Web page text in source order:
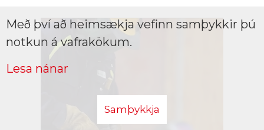
Með því að heimsækja vefinn samþykkir þú
notkun á vafrakökum.
Lesa nánar
Samþykkja